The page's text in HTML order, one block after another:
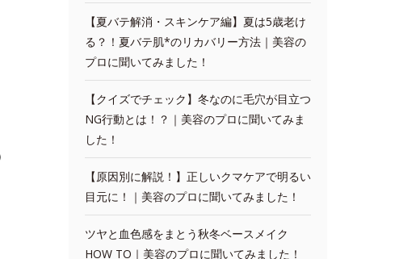
【夏バテ解消・スキンケア編】夏は5歳老け
る？！夏バテ肌*のリカバリー方法｜美容の
プロに聞いてみました！
【クイズでチェック】冬なのに毛穴が目立つ
NG行動とは！？｜美容のプロに聞いてみま
した！
【原因別に解説！】正しいクマケアで明るい
目元に！｜美容のプロに聞いてみました！
ツヤと血色感をまとう秋冬ベースメイク
HOW TO｜美容のプロに聞いてみました！